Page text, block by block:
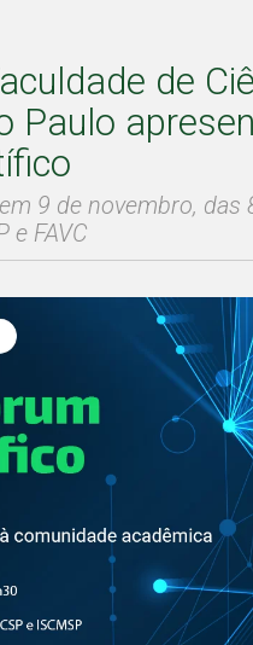
de
Paulo
9 de novembro,
e FAVC